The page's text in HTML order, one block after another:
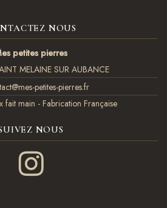
NOUS
petites pierres
MELAINE SUR AUBANCE
petites-pierres.fr
fait main - Fabrication Française
NOUS